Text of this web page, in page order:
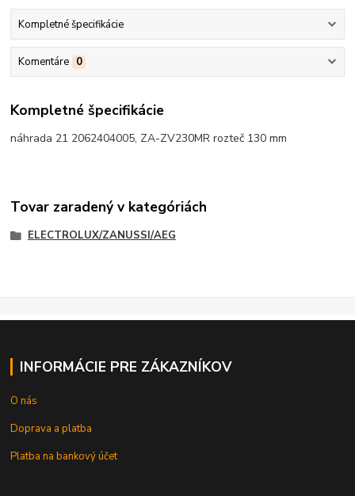
Kompletné špecifikácie
Komentáre 0
Kompletné špecifikácie
náhrada 21 2062404005, ZA-ZV230MR rozteč 130 mm
Tovar zaradený v kategóriách
ELECTROLUX/ZANUSSI/AEG
INFORMÁCIE PRE ZÁKAZNÍKOV
O nás
Doprava a platba
Platba na bankový účet